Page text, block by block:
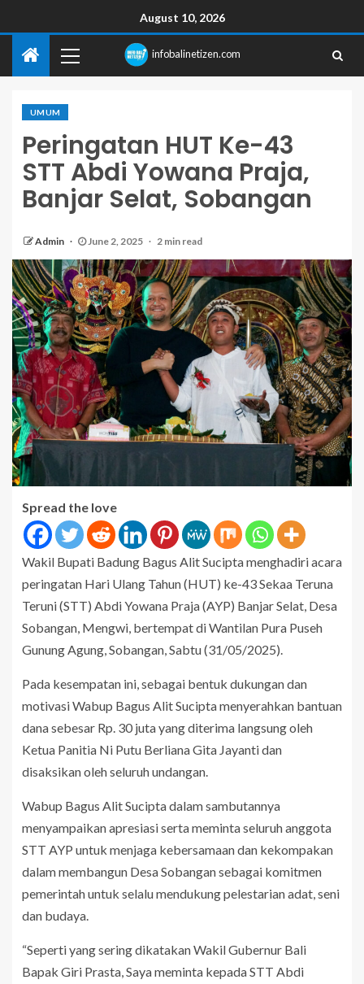
August 10, 2026
infobalinetizen.com
UMUM
Peringatan HUT Ke-43
STT Abdi Yowana Praja,
Banjar Selat, Sobangan
Admin June 2, 2025 2 min read
Spread the love
Wakil Bupati Badung Bagus Alit Sucipta menghadiri acara
peringatan Hari Ulang Tahun (HUT) ke-43 Sekaa Teruna
Teruni (STT) Abdi Yowana Praja (AYP) Banjar Selat, Desa
Sobangan, Mengwi, bertempat di Wantilan Pura Puseh
Gunung Agung, Sobangan, Sabtu (31/05/2025).
Pada kesempatan ini, sebagai bentuk dukungan dan
motivasi Wabup Bagus Alit Sucipta menyerahkan bantuan
dana sebesar Rp. 30 juta yang diterima langsung oleh
Ketua Panitia Ni Putu Berliana Gita Jayanti dan
disaksikan oleh seluruh undangan.
Wabup Bagus Alit Sucipta dalam sambutannya
menyampaikan apresiasi serta meminta seluruh anggota
STT AYP untuk menjaga kebersamaan dan kekompakan
dalam membangun Desa Sobangan sebagai komitmen
pemerintah untuk selalu mendukung pelestarian adat, seni
dan budaya.
“Seperti yang sering dikatakan Wakil Gubernur Bali
Bapak Giri Prasta, Saya meminta kepada STT Abdi